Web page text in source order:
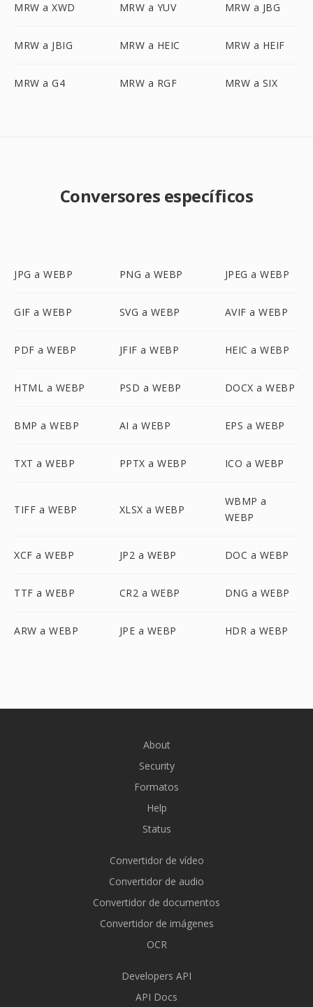
MRW a XWD MRW a YUV MRW a JBG
MRW a JBIG MRW a HEIC MRW a HEIF
MRW a G4 MRW a RGF MRW a SIX
Conversores específicos
JPG a WEBP PNG a WEBP JPEG a WEBP
GIF a WEBP SVG a WEBP AVIF a WEBP
PDF a WEBP JFIF a WEBP HEIC a WEBP
HTML a WEBP PSD a WEBP DOCX a WEBP
BMP a WEBP AI a WEBP EPS a WEBP
TXT a WEBP PPTX a WEBP ICO a WEBP
TIFF a WEBP XLSX a WEBP
WBMP a
WEBP
XCF a WEBP JP2 a WEBP DOC a WEBP
TTF a WEBP CR2 a WEBP DNG a WEBP
ARW a WEBP JPE a WEBP HDR a WEBP
About
Security
Formatos
Help
Status
Convertidor de vídeo
Convertidor de audio
Convertidor de documentos
Convertidor de imágenes
OCR
Developers API
API Docs